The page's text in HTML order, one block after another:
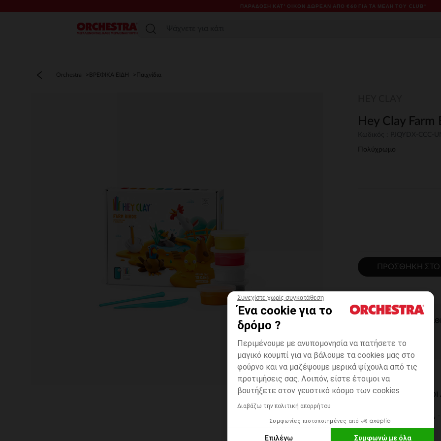
Συνεχίστε χωρίς συγκατάθεση
Ένα cookie για το
δρόμο ?
Περιμένουμε με ανυπομονησία να πατήσετε το
μαγικό κουμπί για να βάλουμε τα cookies μας στο
φούρνο και να μαζέψουμε μερικά ψίχουλα από τις
προτιμήσεις σας. Λοιπόν, είστε έτοιμοι να
βουτήξετε στον γευστικό κόσμο των cookies
Διαβάζω την πολιτική απορρήτου
Συμφωνίες πιστοποιημένες από
Επιλέγω Συμφωνώ με όλα
ΠΑΡΆΔΟΣΗ ΚΑΤ' ΟΊΚΟΝ ΔΩΡΕΑΝ ΑΠΌ €60 ΓΙΑ ΤΑ ΜΈΛΗ ΤΟΥ CLUB*
Μενού
Orchestra ΒΡΕΦΙΚΑ ΕΙΔΗ Παιχνίδια
Hey Clay Farm
Πολύχρωμο
ΠΡΟΣΘΉΚΗ ΣΤΟ
ΆΜΕΣΗ
ΔΙΑΘΈΣΙΜΟΙ
ΣΕ ΚΑΤΑΣΤΗΜΑ